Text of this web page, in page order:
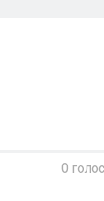
0